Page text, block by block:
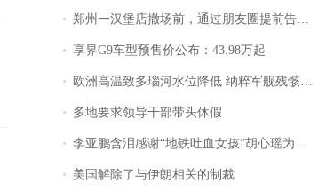
郑州一汉堡店撤场前，通过朋友圈提前告知逐一退费，有顾客仅剩1元也全被退回，分文不少；顾客：言而有信，让人感动
享界G9车型预售价公布：43.98万起
欧洲高温致多瑙河水位降低 纳粹军舰残骸重见天日
多地要求领导干部带头休假
李亚鹏含泪感谢“地铁吐血女孩”胡心瑶为嫣然天使捐99999元：这份捐赠太沉重，尊重其捐赠意愿，个人向胡心瑶和她的病友之家各捐赠99999元
美国解除了与伊朗相关的制裁